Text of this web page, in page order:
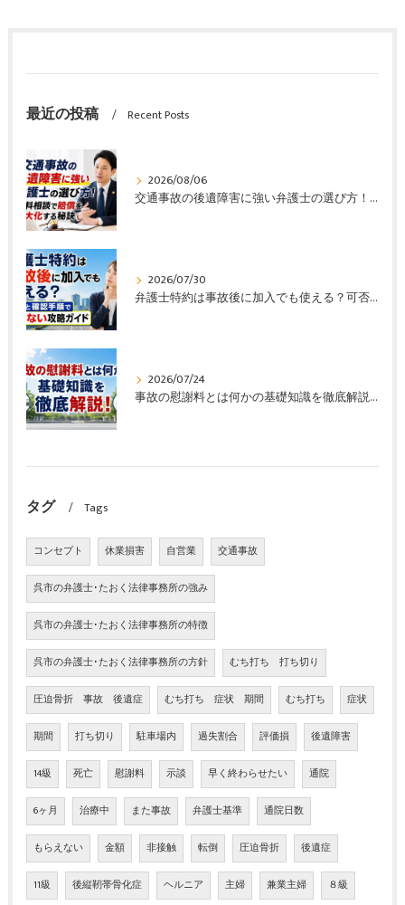
最近の投稿 Recent Posts
2026/08/06
交通事故の後遺障害に強い弁護士の選び方！無料相談で賠償を最大化する秘訣
2026/07/30
弁護士特約は事故後に加入でも使える？可否と確認手順で損しない攻略ガイド
2026/07/24
事故の慰謝料とは何かの基礎知識を徹底解説！
タグ Tags
コンセプト 休業損害 自営業 交通事故
呉市の弁護士･たおく法律事務所の強み
呉市の弁護士･たおく法律事務所の特徴
呉市の弁護士･たおく法律事務所の方針 むち打ち 打ち切り
圧迫骨折 事故 後遺症 むち打ち 症状 期間 むち打ち 症状
期間 打ち切り 駐車場内 過失割合 評価損 後遺障害
14級 死亡 慰謝料 示談 早く終わらせたい 通院
6ヶ月 治療中 また事故 弁護士基準 通院日数
もらえない 金額 非接触 転倒 圧迫骨折 後遺症
11級 後縦靭帯骨化症 ヘルニア 主婦 兼業主婦 ８級